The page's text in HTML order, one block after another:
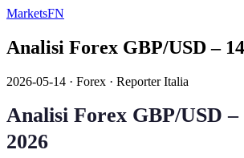
MarketsFN
Analisi Forex GBP/USD –
2026-05-14 · Forex · Reporter Italia
Analisi Forex GBP/USD –
2026